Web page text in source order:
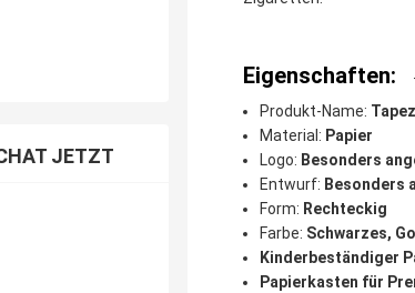
JETZT
Eigenschaften:
Produkt-Name:
Material: Papier
Logo: Besonders
Entwurf: Besonders
Form: Rechteckig
Farbe: Schwarzes,
Kinderbeständiger
Papierkasten für